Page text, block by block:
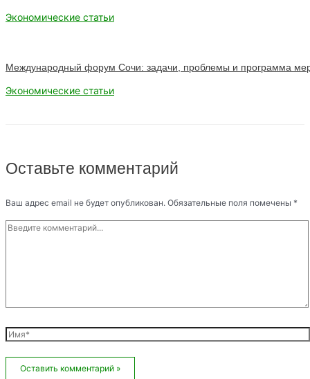
Экономические статьи
Международный форум Сочи: задачи, проблемы и программа
Экономические статьи
Оставьте комментарий
Ваш адрес email не будет опубликован. Обязательные поля помечены *
Введите
комментарий...
Имя*